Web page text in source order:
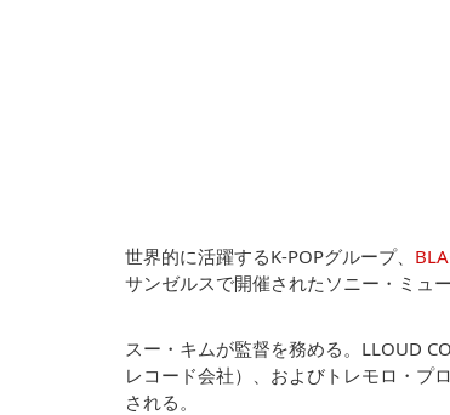
世界的に活躍するK-POPグループ、
サンゼルスで開催されたソニー・ミュ
スー・キムが監督を務める。LLOUD
レコード会社）、およびトレモロ・プ
される。